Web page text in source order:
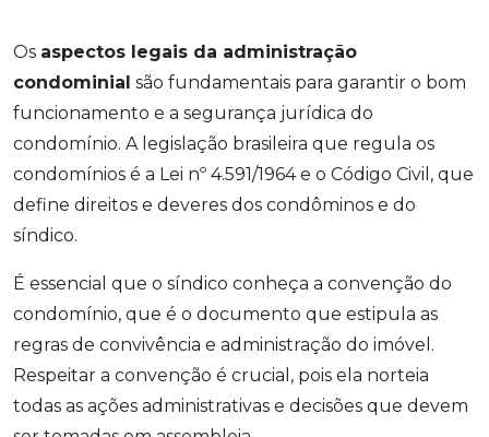
Os aspectos legais da administração
condominial são fundamentais para garantir o bom
funcionamento e a segurança jurídica do
condomínio. A legislação brasileira que regula os
condomínios é a Lei nº 4.591/1964 e o Código Civil, que
define direitos e deveres dos condôminos e do
síndico.
É essencial que o síndico conheça a convenção do
condomínio, que é o documento que estipula as
regras de convivência e administração do imóvel.
Respeitar a convenção é crucial, pois ela norteia
todas as ações administrativas e decisões que devem